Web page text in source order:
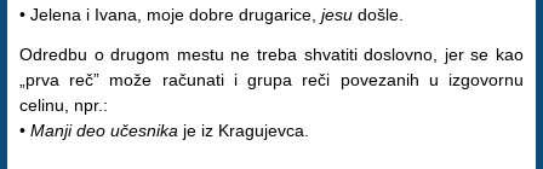
• Jelena i Ivana, moje dobre drugarice, jesu došle.
Odredbu o drugom mestu ne treba shvatiti doslovno, jer se kao
„prva reč” može računati i grupa reči povezanih u izgovornu
celinu, npr.:
• Manji deo učesnika je iz Kragujevca.